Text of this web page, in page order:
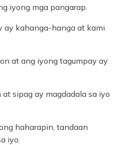
iyong mga pangarap.
kahanga-hanga at kami
at ang iyong tagumpay ay
sipag ay magdadala sa iyo
haharapin, tandaan
iyo.